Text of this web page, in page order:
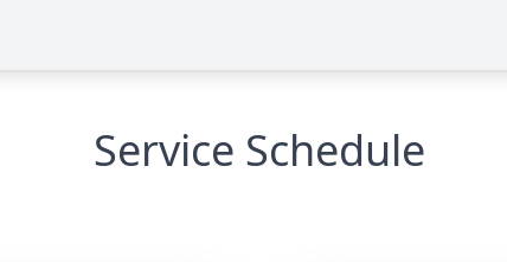
Service Schedule